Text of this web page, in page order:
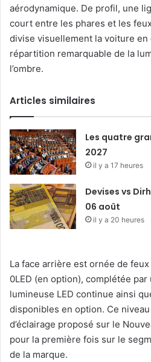
aérodynamique. De profil, une
court entre les phares et les
divise visuellement la voiture
répartition remarquable de la
l’ombre.
Articles similaires
Les quatre
2027
il y a 17 heures
Devises vs
06 août
il y a 20 heures
La face arrière est ornée de
0LED (en option), complétée par
lumineuse LED continue ainsi
disponibles en option. Ce
d’éclairage proposé sur le
pour la première fois sur le
de la marque.